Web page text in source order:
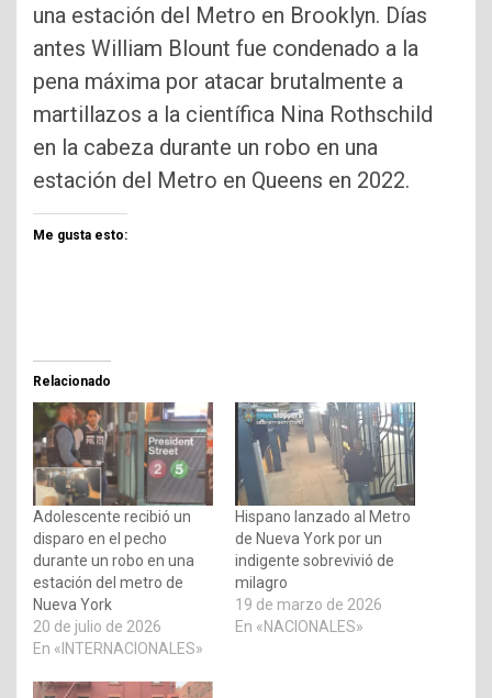
una estación del Metro en Brooklyn. Días
antes William Blount fue condenado a la
pena máxima por atacar brutalmente a
martillazos a la científica Nina Rothschild
en la cabeza durante un robo en una
estación del Metro en Queens en 2022.
Me gusta esto:
Relacionado
Adolescente recibió un
disparo en el pecho
durante un robo en una
estación del metro de
Nueva York
20 de julio de 2026
En «INTERNACIONALES»
Hispano lanzado al Metro
de Nueva York por un
indigente sobrevivió de
milagro
19 de marzo de 2026
En «NACIONALES»